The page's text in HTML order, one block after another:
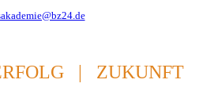
| ZUKUNFT